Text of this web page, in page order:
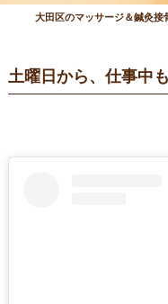
土曜日から、仕事中